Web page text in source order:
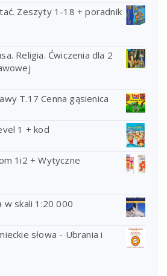
Zeszyty 1-18 + poradnik
Religia. Ćwiczenia dla 2
T.17 Cenna gąsienica
1 + kod
1i2 + Wytyczne
w skali 1:20 000
słowa - Ubrania i